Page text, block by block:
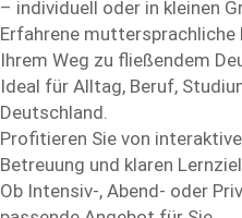
– individuell oder in kleinen
Erfahrene
Ihrem Weg zu fließendem
Ideal für Alltag, Beruf,
Deutschland.
Profitieren Sie von
Betreuung und klaren
Ob Intensiv-, Abend- oder